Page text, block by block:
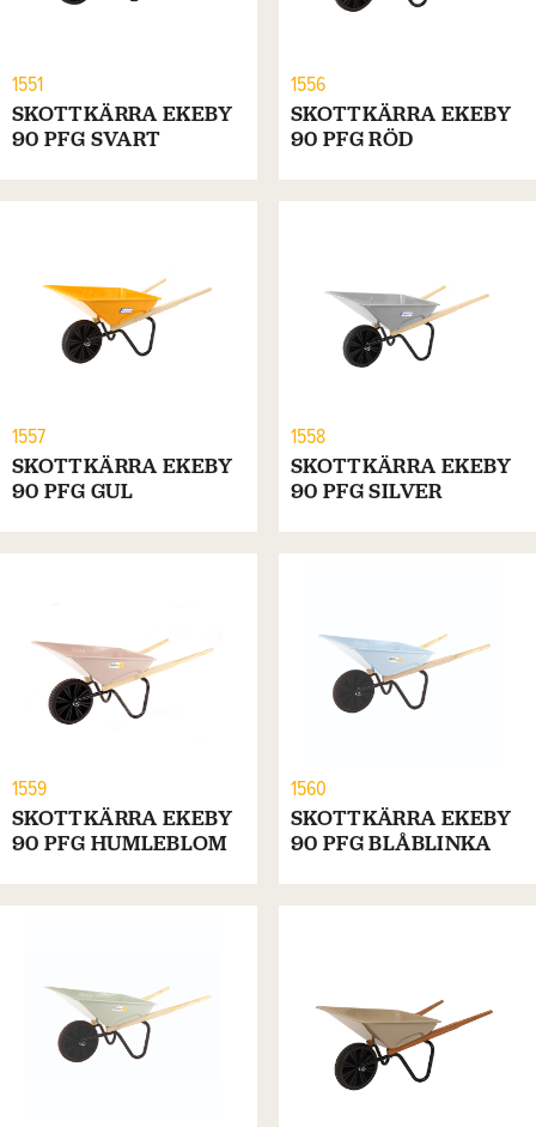
1551
SKOTTKÄRRA EKEBY
90 PFG SVART
1556
SKOTTKÄRRA EKEBY
90 PFG RÖD
1557
SKOTTKÄRRA EKEBY
90 PFG GUL
1558
SKOTTKÄRRA EKEBY
90 PFG SILVER
1559
SKOTTKÄRRA EKEBY
90 PFG HUMLEBLOM
1560
SKOTTKÄRRA EKEBY
90 PFG BLÅBLINKA